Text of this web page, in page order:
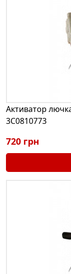
Активатор
3C0810773
720 грн